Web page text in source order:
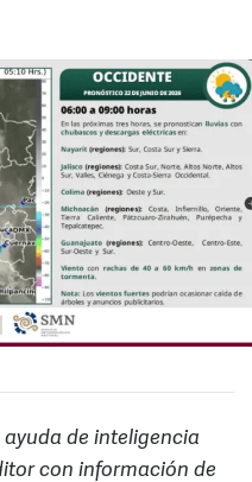
de inteligencia
con información de